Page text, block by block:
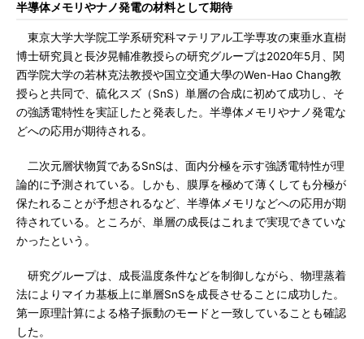
半導体メモリやナノ発電の材料として期待
東京大学大学院工学系研究科マテリアル工学専攻の東垂水直樹
博士研究員と長汐晃輔准教授らの研究グループは2020年5月、関
西学院大学の若林克法教授や国立交通大學のWen-Hao Chang教
授らと共同で、硫化スズ（SnS）単層の合成に初めて成功し、そ
の強誘電特性を実証したと発表した。半導体メモリやナノ発電な
どへの応用が期待される。
二次元層状物質であるSnSは、面内分極を示す強誘電特性が理
論的に予測されている。しかも、膜厚を極めて薄くしても分極が
保たれることが予想されるなど、半導体メモリなどへの応用が期
待されている。ところが、単層の成長はこれまで実現できていな
かったという。
研究グループは、成長温度条件などを制御しながら、物理蒸着
法によりマイカ基板上に単層SnSを成長させることに成功した。
第一原理計算による格子振動のモードと一致していることも確認
した。